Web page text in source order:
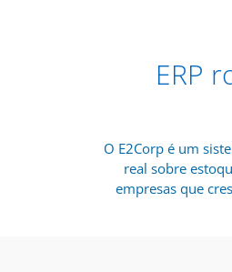
ERP
O E2Corp é um
real sobre
empresas que